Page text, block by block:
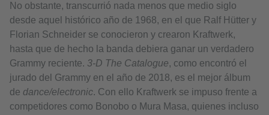
No obstante, transcurrió nada menos que medio siglo
desde aquel histórico año de 1968, en el que Ralf Hütter y
Florian Schneider se conocieron y crearon Kraftwerk,
hasta que de hecho la banda debiera ganar un verdadero
Grammy reciente. 3-D The Catalogue, como encontró el
jurado del Grammy en el año de 2018, es el mejor álbum
de dance/electronic. Con ello Kraftwerk se impuso frente a
competidores como Bonobo o Mura Masa, quienes incluso